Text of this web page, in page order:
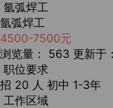
氩弧焊工
氩弧焊工
4500-7500元
浏览量： 563 更新于
职位要求
招 20 人 初中 1-3年
工作区域